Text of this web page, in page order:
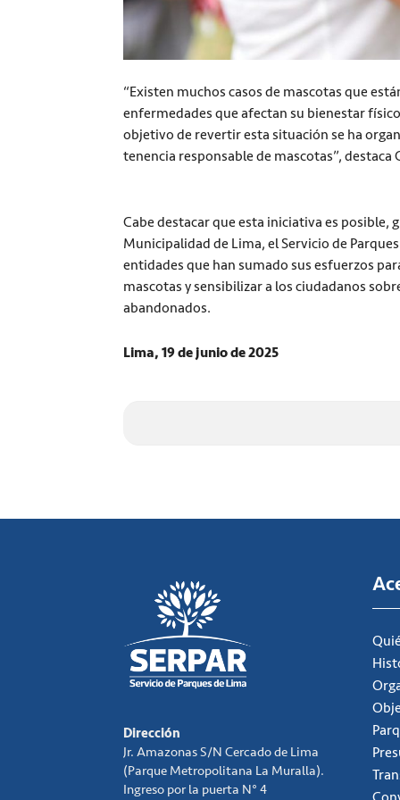
“Existen muchos casos de mascotas que
enfermedades que afectan su bienestar
objetivo de revertir esta situación se ha
tenencia responsable de mascotas”, destaca
Cabe destacar que esta iniciativa es posible,
Municipalidad de Lima, el Servicio de
entidades que han sumado sus esfuerzos
mascotas y sensibilizar a los ciudadanos
abandonados.
Lima, 19 de junio de 2025
Dirección
Jr. Amazonas S/N Cercado de Lima
(Parque Metropolitana La Muralla).
Ingreso por la puerta N° 4